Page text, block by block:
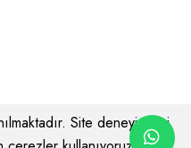
Site deneyiminizi